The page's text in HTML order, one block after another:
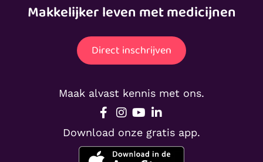
Makkelijker leven met medicijnen
Direct inschrijven
Maak alvast kennis met ons.
Download onze gratis app.